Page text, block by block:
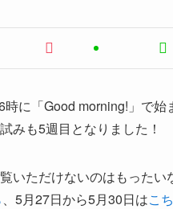
時に「Good morning!」で始
みも5週目となりました！
いただけないのはもったい
、5月27日から5月30日はこ